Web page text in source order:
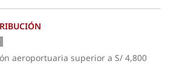
aeroportuaria superior a S/ 4,800